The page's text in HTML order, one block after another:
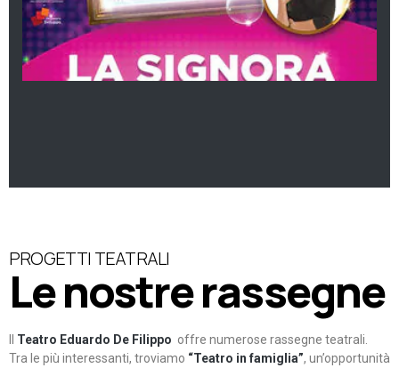
PROGETTI TEATRALI
Le nostre rassegne
Teatro Eduardo De Filippo offre numerose rassegne teatrali.
Tra le più interessanti, troviamo “Teatro in famiglia”, un’opportunità